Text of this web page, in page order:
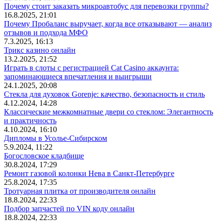
Почему стоит заказать микроавтобус для перевозки группы?
16.8.2025, 21:01
Почему Пробаланс выручает, когда все отказывают — анализ
отзывов и подхода МФО
7.3.2025, 16:13
Трикс казино онлайн
13.2.2025, 21:52
Играть в слоты с регистрацией Cat Casino аккаунта:
запоминающиеся впечатления и выигрыши
24.1.2025, 20:08
Стекла для духовок Gorenje: качество, безопасность и стиль
4.12.2024, 14:28
Классические межкомнатные двери со стеклом: Элегантность
и практичность
4.10.2024, 16:10
Дипломы в Усолье-Сибирском
5.9.2024, 11:22
Богословское кладбище
30.8.2024, 17:29
Ремонт газовой колонки Нева в Санкт-Петербурге
25.8.2024, 17:35
Тротуарная плитка от производителя онлайн
18.8.2024, 22:33
Подбор запчастей по VIN коду онлайн
18.8.2024, 22:33